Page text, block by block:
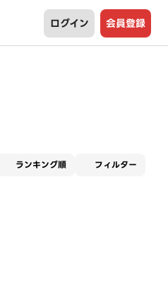
ログイン 会員登録
ランキング順 フィルター